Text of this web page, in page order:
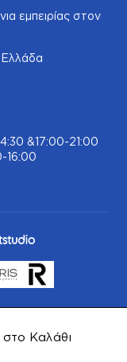
Καλάθι
εμπειρίας στον
&17:00-21:00
16:00